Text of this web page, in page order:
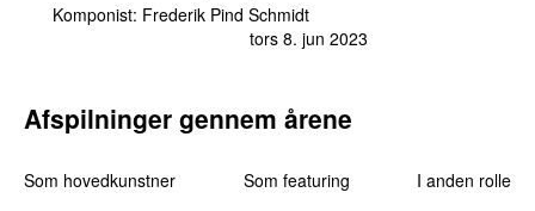
tors 8. jun 2023
Komponist: Frederik Pind Schmidt
Afspilninger gennem årene
Som hovedkunstner Som featuring I anden rolle